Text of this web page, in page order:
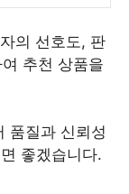
의 선호도, 판
추천 상품을
품질과 신뢰성
좋겠습니다.